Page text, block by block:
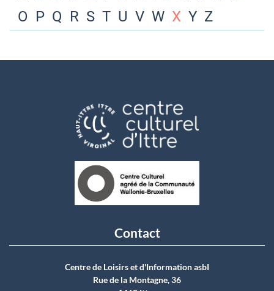
O P Q R S T U V W X Y Z
Contact
Centre de Loisirs et d'Information asbI
Rue de la Montagne, 36